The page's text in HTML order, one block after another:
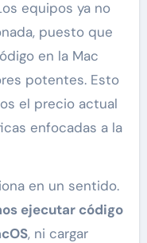
equipos ya no
puesto que
en la Mac
potentes. Esto
el precio actual
enfocadas a la
en un sentido.
ejecutar código
, ni cargar